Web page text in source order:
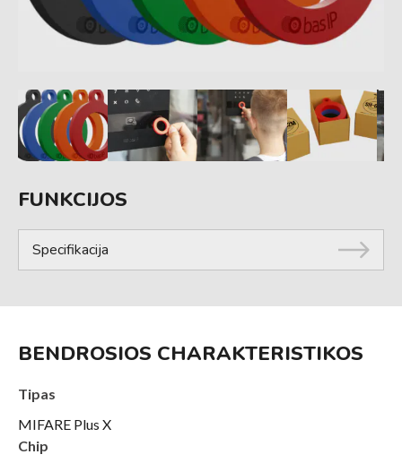
FUNKCIJOS
Specifikacija
BENDROSIOS CHARAKTERISTIKOS
Tipas
MIFARE Plus X
Chip